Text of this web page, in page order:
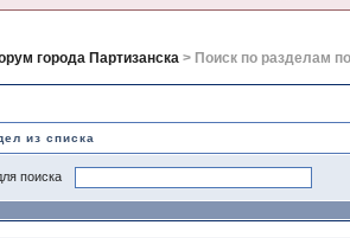
города Партизанска> Поиск по разделам
из списка
поиска